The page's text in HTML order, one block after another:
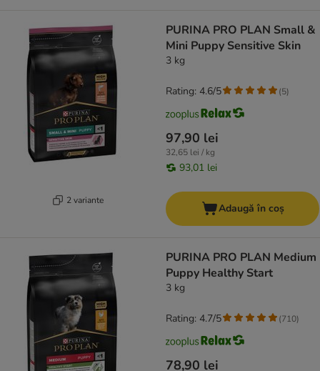
2 variante
PURINA PRO PLAN Small &
Mini Puppy Sensitive Skin
3 kg
97,90 lei
32,65 lei / kg
93,01 lei
Rating: 4.6/5 (5)
Adaugă în coș
PURINA PRO PLAN Medium
Puppy Healthy Start
3 kg
78,90 lei
Rating: 4.7/5 (710)